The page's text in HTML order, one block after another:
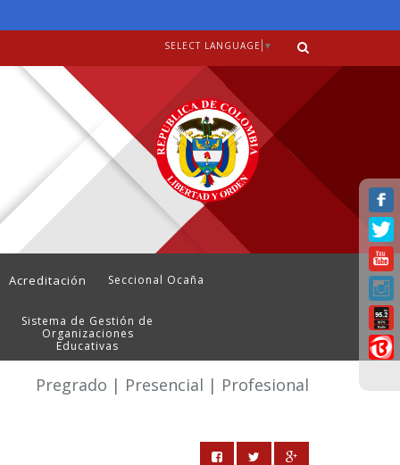
SELECT LANGUAGE ▼
Acreditación Seccional Ocaña
Sistema de Gestión de
Organizaciones
Educativas
Pregrado | Presencial | Profesional